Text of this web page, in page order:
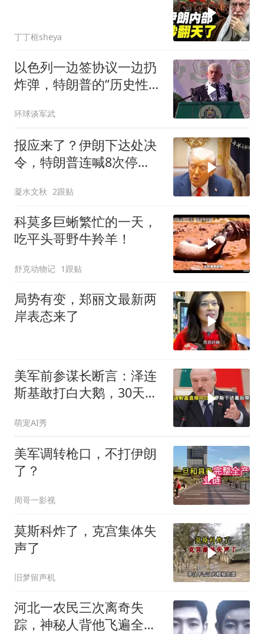
丁丁框sheya
以色列一边签协议一边扔
炸弹，特朗普的“历史性协
环球谈军武
报应来了？伊朗下达处决
令，特朗普连喊8次停
凝水文秋 2跟贴
科莫多巨蜥繁忙的一天，
吃平头哥野牛羚羊！
舒克动物记 1跟贴
局势有变，郑丽文最新两
岸表态来了
美军前参谋长断言：泽连
斯基敢打白大鹅，30天内
萌宠AI秀
美军调转枪口，不打伊朗
了？
周哥一影视
莫斯科炸了，克宫集体失
声了
旧梦留声机
河北一农民三次离奇失
踪，神秘人背他飞遍全中